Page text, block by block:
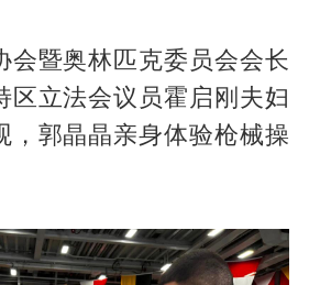
会暨奥林匹克委员会会长
区立法会议员霍启刚夫妇
，郭晶晶亲身体验枪械操